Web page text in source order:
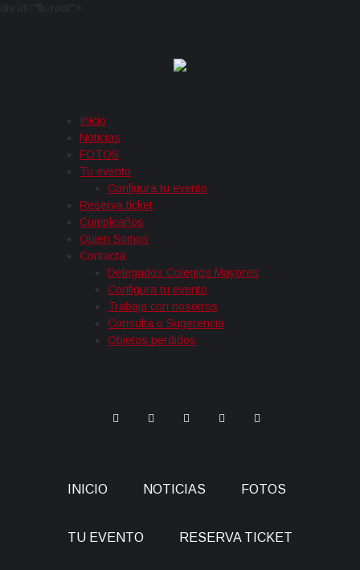
Inicio
Noticias
FOTOS
Tu evento
Configura tu evento
Reserva ticket
Cumpleaños
Quien Somos
Contacta
Delegados Colegios Mayores
Configura tu evento
Trabaja con nosotros
Consulta o Sugerencia
Objetos perdidos
INICIO NOTICIAS FOTOS
TU EVENTO RESERVA TICKET